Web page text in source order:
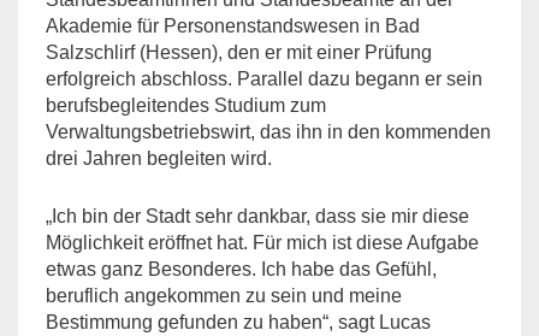
Akademie für Personenstandswesen in Bad
Salzschlirf (Hessen), den er mit einer Prüfung
erfolgreich abschloss. Parallel dazu begann er sein
berufsbegleitendes Studium zum
Verwaltungsbetriebswirt, das ihn in den kommenden
drei Jahren begleiten wird.
„Ich bin der Stadt sehr dankbar, dass sie mir diese
Möglichkeit eröffnet hat. Für mich ist diese Aufgabe
etwas ganz Besonderes. Ich habe das Gefühl,
beruflich angekommen zu sein und meine
Bestimmung gefunden zu haben“, sagt Lucas